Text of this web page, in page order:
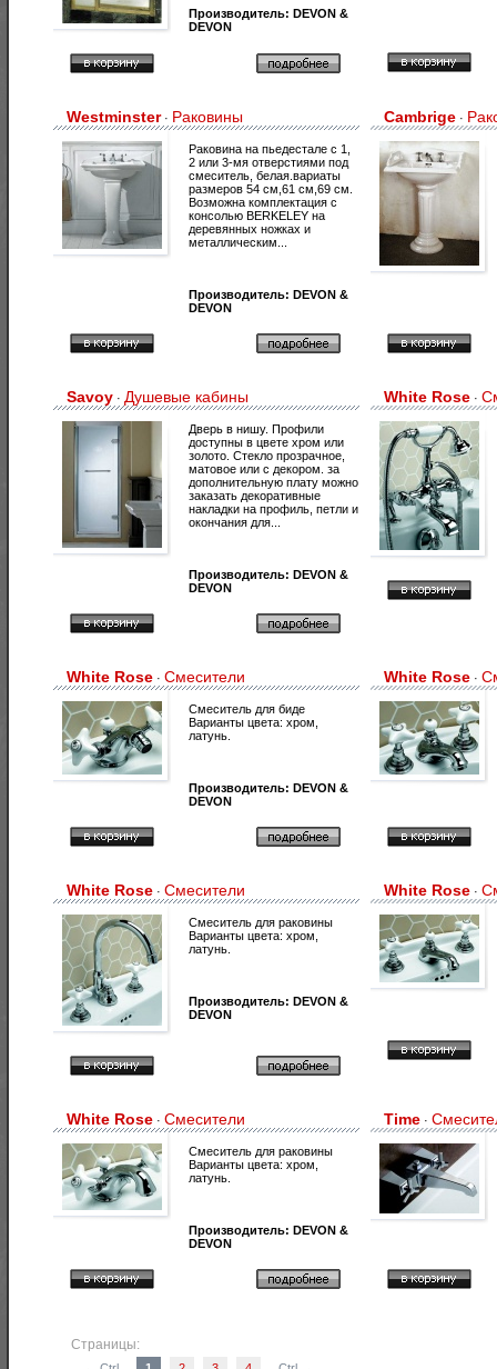
Производитель: DEVON &
DEVON
Westminster · Раковины
Раковина на пьедестале с 1,
2 или 3-мя отверстиями под
смеситель, белая.вариаты
размеров 54 см,61 см,69 см.
Возможна комплектация с
консолью BERKELEY на
деревянных ножках и
металлическим...
Производитель: DEVON &
DEVON
Cambrige ·
Savoy · Душевые кабины
Дверь в нишу. Профили
доступны в цвете хром или
золото. Стекло прозрачное,
матовое или с декором. за
дополнительную плату можно
заказать декоративные
накладки на профиль, петли и
окончания для...
Производитель: DEVON &
DEVON
White Rose ·
White Rose · Смесители
Смеситель для биде
Варианты цвета: хром,
латунь.
Производитель: DEVON &
DEVON
White Rose ·
White Rose · Смесители
Смеситель для раковины
Варианты цвета: хром,
латунь.
Производитель: DEVON &
DEVON
White Rose ·
White Rose · Смесители
Смеситель для раковины
Варианты цвета: хром,
латунь.
Производитель: DEVON &
DEVON
Time ·
Страницы: